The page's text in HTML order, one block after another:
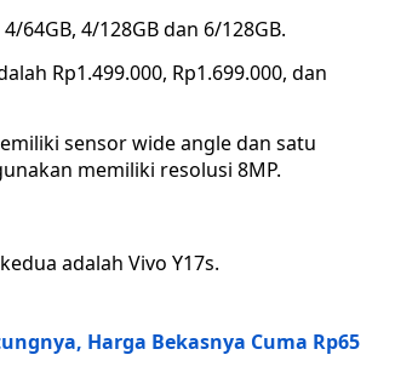
4/128GB dan 6/128GB.
Rp1.499.000, Rp1.699.000, dan
sensor wide angle dan satu
memiliki resolusi 8MP.
adalah Vivo Y17s.
Harga Bekasnya Cuma Rp65